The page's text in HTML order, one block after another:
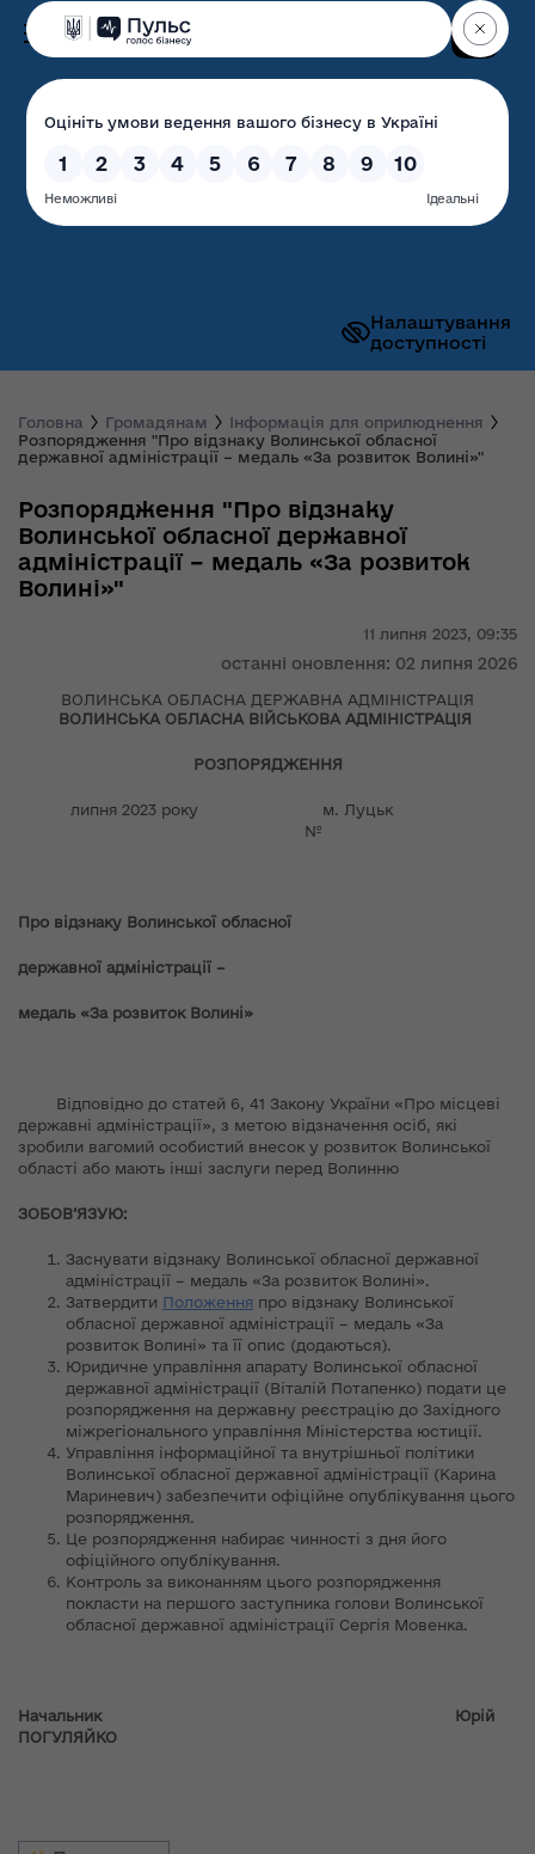
Налаштування
доступності
Волинська обласна
державна адміністрація
Головна Громадянам
Інформація для оприлюднення
Розпорядження "Про відзнаку Волинської обласної
державної адміністрації – медаль «За розвиток Волині»"
11 липня 2023, 09:35
останні оновлення: 02 липня 2026
Розпорядження "Про відзнаку
Волинської обласної державної
адміністрації – медаль «За розвиток
Волині»"
ВОЛИНСЬКА ОБЛАСНА ДЕРЖАВНА АДМІНІСТРАЦІЯ
ВОЛИНСЬКА ОБЛАСНА ВІЙСЬКОВА АДМІНІСТРАЦІЯ
РОЗПОРЯДЖЕННЯ
липня 2023 року м. Луцьк
№
Про відзнаку Волинської обласної
державної адміністрації –
медаль «За розвиток Волині»
Відповідно до статей 6, 41 Закону України «Про місцеві
державні адміністрації», з метою відзначення осіб, які
зробили вагомий особистий внесок у розвиток Волинської
області або мають інші заслуги перед Волинню
ЗОБОВ’ЯЗУЮ:
Заснувати відзнаку Волинської обласної державної
адміністрації – медаль «За розвиток Волині».
Затвердити Положення про відзнаку Волинської
обласної державної адміністрації – медаль «За
розвиток Волині» та її опис (додаються).
Юридичне управління апарату Волинської обласної
державної адміністрації (Віталій Потапенко) подати це
розпорядження на державну реєстрацію до Західного
міжрегіонального управління Міністерства юстиції.
Управління інформаційної та внутрішньої політики
Волинської обласної державної адміністрації (Карина
Мариневич) забезпечити офіційне опублікування цього
розпорядження.
Це розпорядження набирає чинності з дня його
офіційного опублікування.
Контроль за виконанням цього розпорядження
покласти на першого заступника голови Волинської
обласної державної адміністрації Сергія Мовенка.
Начальник
Юрій
ПОГУЛЯЙКО